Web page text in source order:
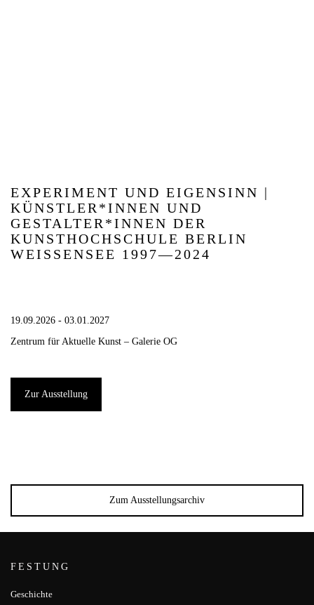
EXPERIMENT UND EIGENSINN |
KÜNSTLER*INNEN UND
GESTALTER*INNEN DER
KUNSTHOCHSCHULE BERLIN
WEISSENSEE 1997—2024
19.09.2026 - 03.01.2027
Zentrum für Aktuelle Kunst – Galerie OG
Zur Ausstellung
Zum Ausstellungsarchiv
FESTUNG
Geschichte